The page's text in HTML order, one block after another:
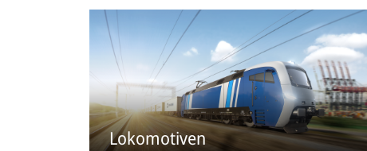
Lokomotiven